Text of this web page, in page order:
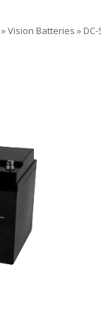
»Vision Batteries » DC-